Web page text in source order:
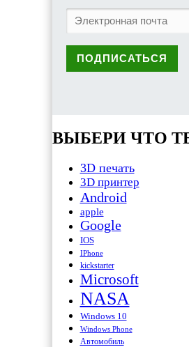
ВЫБЕРИ ЧТО
3D печать
3D принтер
Android
apple
Google
IOS
IPhone
kickstarter
Microsoft
NASA
Windows 10
Windows Phone
Автомобиль